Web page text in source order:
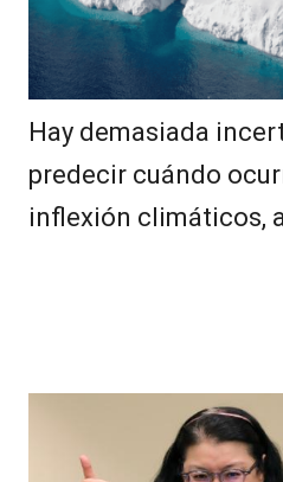
Hay demasiada
predecir cuándo
inflexión climáticos,